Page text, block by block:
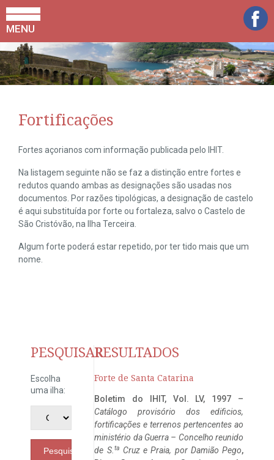
MENU
Fortificações
Fortes açorianos com informação publicada pelo IHIT.
Na listagem seguinte não se faz a distinção entre fortes e
redutos quando ambas as designações são usadas nos
documentos. Por razões tipológicas, a designação de castelo
é aqui substituída por forte ou fortaleza, salvo o Castelo de
São Cristóvão, na Ilha Terceira.
Algum forte poderá estar repetido, por ter tido mais que um
nome.
PESQUISAR
Escolha
uma ilha:
Pesquisar
RESULTADOS
Forte de Santa Catarina
Boletim do IHIT, Vol. LV, 1997 –
Catálogo provisório dos edificios,
fortificações e terrenos pertencentes ao
ministério da Guerra – Concelho reunido
de S. ta Cruz e Praia, por Damião Pego,